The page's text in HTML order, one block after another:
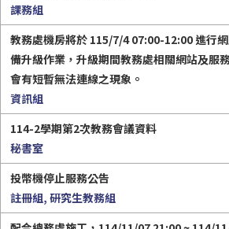
兼任助理專區
課務組
教務處機房將於 115/7/4 07:00-12:00 進行
備升級作業，升級期間教務處相關網站及服
會有短暫無法連線之現象。
資訊組
114-2學期第2次教務會議資料
秘書室
投幣機停止服務公告
註冊組, 研究生教務組